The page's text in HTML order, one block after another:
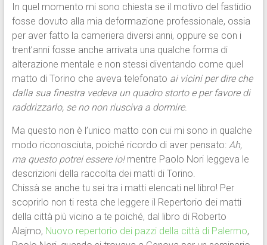
In quel momento mi sono chiesta se il motivo del fastidio
fosse dovuto alla mia deformazione professionale, ossia
per aver fatto la cameriera diversi anni, oppure se con i
trent’anni fosse anche arrivata una qualche forma di
alterazione mentale e non stessi diventando come quel
matto di Torino che aveva telefonato ai vicini per dire che
dalla sua finestra vedeva un quadro storto e per favore di
raddrizzarlo, se no non riusciva a dormire.
Ma questo non è l’unico matto con cui mi sono in qualche
modo riconosciuta, poiché ricordo di aver pensato: Ah,
ma questo potrei essere io!mentre Paolo Nori leggeva le
descrizioni della raccolta dei matti di Torino.
Chissà se anche tu sei tra i matti elencati nel libro! Per
scoprirlo non ti resta che leggere il Repertorio dei matti
della città più vicino a te poiché, dal libro di Roberto
Alajmo, Nuovo repertorio dei pazzi della città di Palermo,